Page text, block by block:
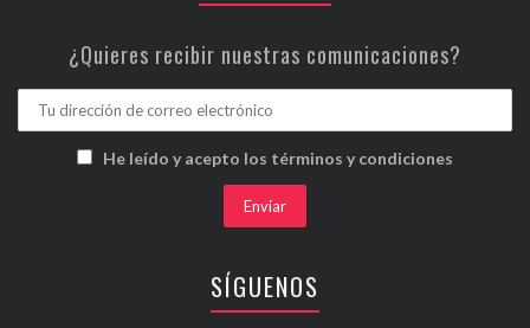
¿Quieres recibir nuestras comunicaciones?
He leído y acepto los términos y condiciones
SÍGUENOS